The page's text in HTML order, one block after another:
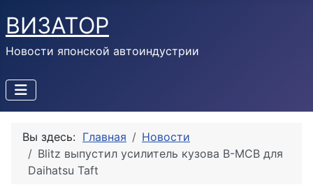
ВИЗАТОР
Новости японской автоиндустрии
Вы здесь: Главная
Новости
Blitz выпустил усилитель кузова B-MCB для
Daihatsu Taft